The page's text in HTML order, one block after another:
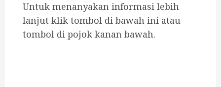
Untuk menanyakan informasi lebih
lanjut klik tombol di bawah ini atau
tombol di pojok kanan bawah.